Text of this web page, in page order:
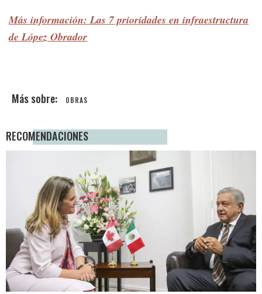
Más información: Las 7 prioridades en infraestructura
de López Obrador
OBRAS
RECOMENDACIONES